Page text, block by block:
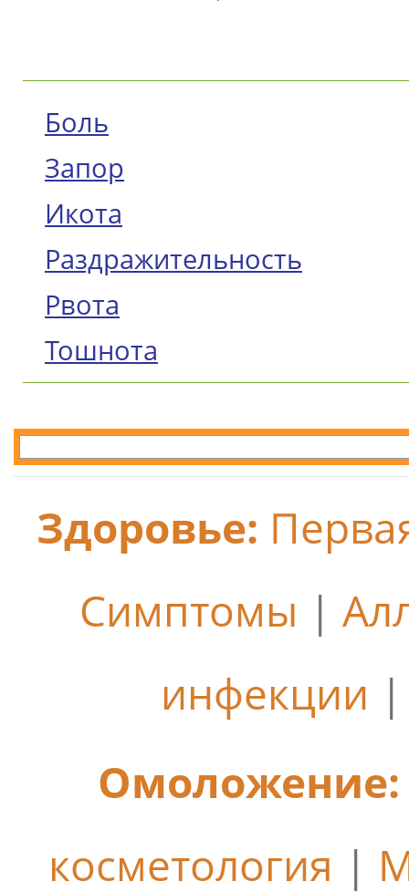
Боль
Запор
Икота
Раздражительность
Рвота
Тошнота
Здоровье:
Симптомы |
инфекции
Омоложение:
косметология |